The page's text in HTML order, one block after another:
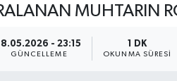
MUHTARIN
- 23:15
GÜNCELLEME
1 DK
OKUNMA SÜRESI